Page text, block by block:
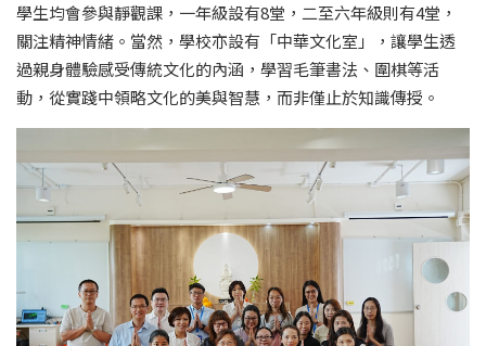
學生均會參與靜觀課，一年級設有8堂，二至六年級則有4堂，
關注精神情緒。當然，學校亦設有「中華文化室」，讓學生透
過親身體驗感受傳統文化的內涵，學習毛筆書法、圍棋等活
動，從實踐中領略文化的美與智慧，而非僅止於知識傳授。